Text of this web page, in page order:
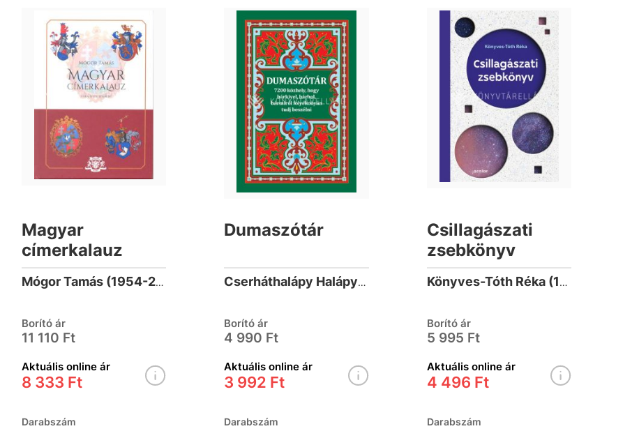
Magyar
címerkalauz
Mógor Tamás (1954-2008)
Borító ár
11 110 Ft
Aktuális online ár
8 333 Ft
Darabszám
Dumaszótár
Cserháthalápy Halápy Gábor
Borító ár
4 990 Ft
Aktuális online ár
3 992 Ft
Darabszám
Csillagászati
zsebkönyv
Könyves-Tóth Réka (1996-)
Borító ár
5 995 Ft
Aktuális online ár
4 496 Ft
Darabszám